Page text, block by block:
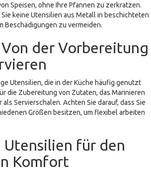
Speisen, ohne Ihre Pfannen zu zerkratzen.
Sie keine Utensilien aus Metall in beschichteten
Beschädigungen zu vermeiden.
Von der Vorbereitung
Utensilien, die in der Küche häufig genutzt
die Zubereitung von Zutaten, das Marinieren
Servierschalen. Achten Sie darauf, dass Sie
Größen besitzen, um flexibel arbeiten
Utensilien für den
Komfort